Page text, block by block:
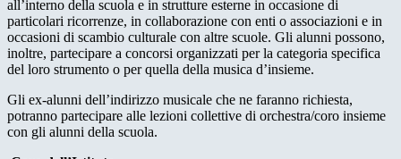
all’interno della scuola e in strutture esterne in occasione di
particolari ricorrenze, in collaborazione con enti o associazioni e in
occasioni di scambio culturale con altre scuole. Gli alunni possono,
inoltre, partecipare a concorsi organizzati per la categoria specifica
del loro strumento o per quella della musica d’insieme.
Gli ex-alunni dell’indirizzo musicale che ne faranno richiesta,
potranno partecipare alle lezioni collettive di orchestra/coro insieme
con gli alunni della scuola.